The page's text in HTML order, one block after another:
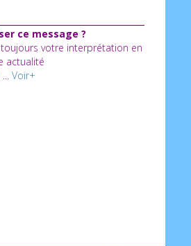
tirez une autre carte pour
la situation.
ce message ?
votre interprétation en
actualité
...Voir+